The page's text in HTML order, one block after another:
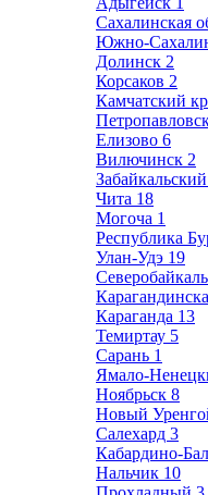
Сахалинская
Южно-
Долинск 2
Корсаков 2
Камчатский
Елизово 6
Вилючинск 2
Чита 18
Могоча 1
Республика
Улан-Удэ 19
Караганда 13
Темиртау 5
Сарань 1
Ямало-
Ноябрьск 8
Новый
Салехард 3
Кабардино-
Нальчик 10